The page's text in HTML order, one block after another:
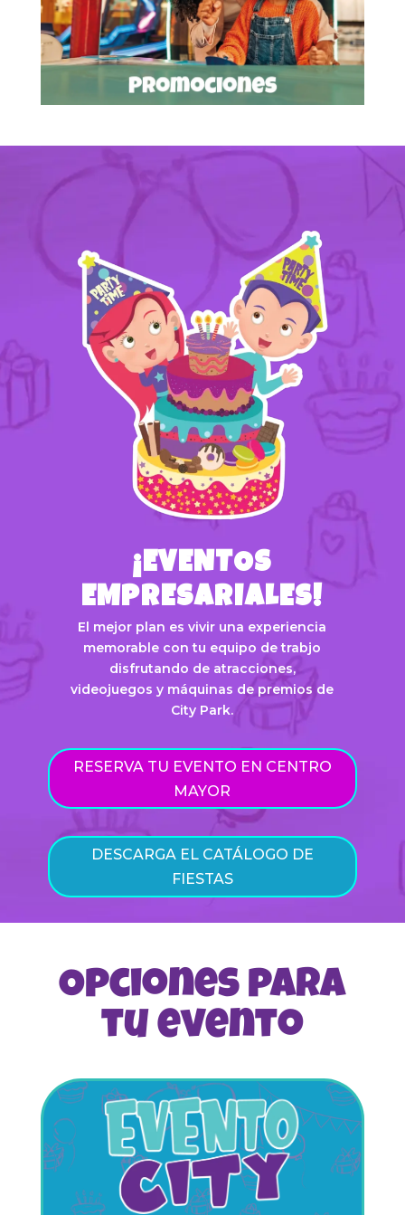
con estrella amarilla. No aplica para días festivos,
halloween o día de la niñez. Consulta TYC.
Promociones
¡EVENTOS
EMPRESARIALES!
El mejor plan es vivir una experiencia
memorable con tu equipo de trabjo
disfrutando de atracciones,
videojuegos y máquinas de premios de
City Park.
RESERVA TU EVENTO EN CENTRO
MAYOR
DESCARGA EL CATÁLOGO DE
FIESTAS
Opciones para
tu evento